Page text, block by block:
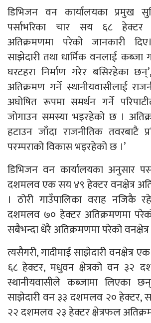
डिभिजन वन कार्यालयका प्रमुख
पर्साभरिका चार सय ६८ हेक्टर
अतिक्रमणमा परेको जानकारी
साझेदारी तथा धार्मिक वनलाई कब्जा
घरटहरा निर्माण गरेर बसिरहेका
अतिक्रमण गर्ने स्थानीयवासीलाई
अघोषित रूपमा समर्थन गर्ने
जोगाउन समस्या भइरहेको छ ।
हटाउन जाँदा राजनीतिक तवरबाटै
परम्पराको विकास भइरहेको छ ।’
डिभिजन वन कार्यालयका अनुसार
दशमलव एक सय ४९ हेक्टर वनक्षेत्र
। ठोरी गाउँपालिका वराह
दशमलव ७० हेक्टर अतिक्रमणमा
सबैभन्दा धेरै अतिक्रमणमा परेको वनक्षेत्र
त्यसैगरी, गादीमाई साझेदारी
६८ हेक्टर, मधुवन क्षेत्रको वन ३२
स्थानीयवासीले कब्जामा लिएका
साझेदारी वन ३३ दशमलव २० हेक्टर,
२२ दशमलव २३ हेक्टर क्षेत्रफल